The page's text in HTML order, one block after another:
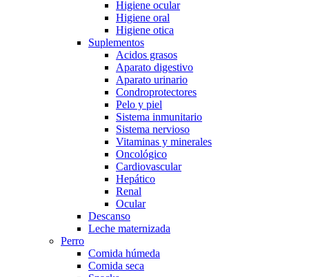
Higiene ocular
Higiene oral
Higiene otica
Suplementos
Acidos grasos
Aparato digestivo
Aparato urinario
Condroprotectores
Pelo y piel
Sistema inmunitario
Sistema nervioso
Vitaminas y minerales
Oncológico
Cardiovascular
Hepático
Renal
Ocular
Descanso
Leche maternizada
Perro
Comida húmeda
Comida seca